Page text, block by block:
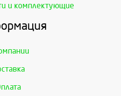
и комплектующие